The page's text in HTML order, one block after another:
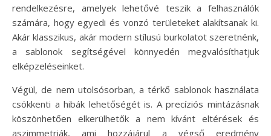
rendelkezésre, amelyek lehetővé teszik a felhasználók
számára, hogy egyedi és vonzó területeket alakítsanak ki.
Akár klasszikus, akár modern stílusú burkolatot szeretnénk,
a sablonok segítségével könnyedén megvalósíthatjuk
elképzeléseinket.
Végül, de nem utolsósorban, a térkő sablonok használata
csökkenti a hibák lehetőségét is. A precíziós mintázásnak
köszönhetően elkerülhetők a nem kívánt eltérések és
aszimmetriák, ami hozzájárul a végső eredmény